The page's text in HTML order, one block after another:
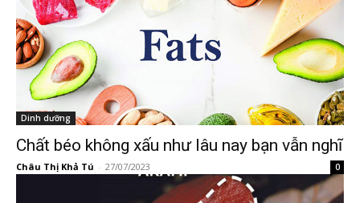
Dinh dưỡng
Chất béo không xấu như lâu nay bạn vẫn nghĩ
Châu Thị Khả Tú - 27/07/2023 0